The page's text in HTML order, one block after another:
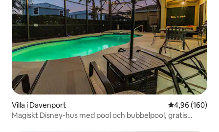
Villa i Davenport 4,96 av 5 i
4,96 (160)
Magiskt Disney-hus med pool och bubbelpool, gratis